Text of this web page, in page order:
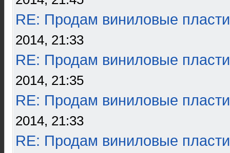
RE: Продам виниловые
2014, 21:33
RE: Продам виниловые
2014, 21:35
RE: Продам виниловые
2014, 21:33
RE: Продам виниловые